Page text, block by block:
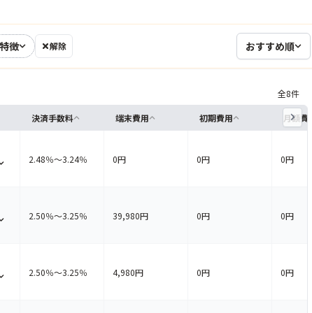
特徴 解除 おすすめ順
全8件
決済手数料 端末費用 初期費用 月額費用
る
2.48％〜3.24％ 0円 0円 0円
る
2.50％〜3.25％ 39,980円 0円 0円
る
2.50％〜3.25％ 4,980円 0円 0円